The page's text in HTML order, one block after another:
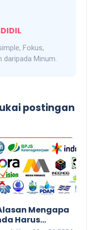
Fokus,
daripada Minum.
postingan
Mengapa
Harus